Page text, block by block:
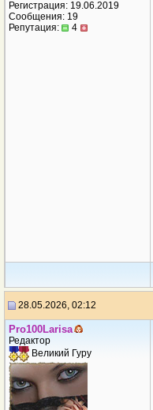
Регистрация: 19.06.2019
Сообщения: 19
Репутация:
4
28.05.2026, 02:12
Pro100Larisa
Редактор
Великий Гуру